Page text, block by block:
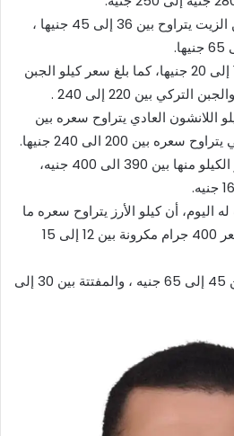
كما أن سعر الـ750 جرام من الزيت يتراوح بين 36 إلى 45 جنيها ،
وبلغ سعر كيلو الدقيق من 18 إلى 20 جنيها، كما بلغ سعر كيلو الجبن
اللانشون العادي يتراوح سعره بين
أما البسطرمة، فيتراوح سعر الكيلو منها بين 390 الى 400 جنيه،
اليوم، أن كيلو الأرز يتراوح سعره ما
بين 27 إلى 35 جنيه، وبلغ سعر 400 جرام مكرونة بين 12 إلى 15
وبلغ سعر التونة القطع ما بين 45 إلى 65 جنيه ، والمفتتة بين 30 إلى